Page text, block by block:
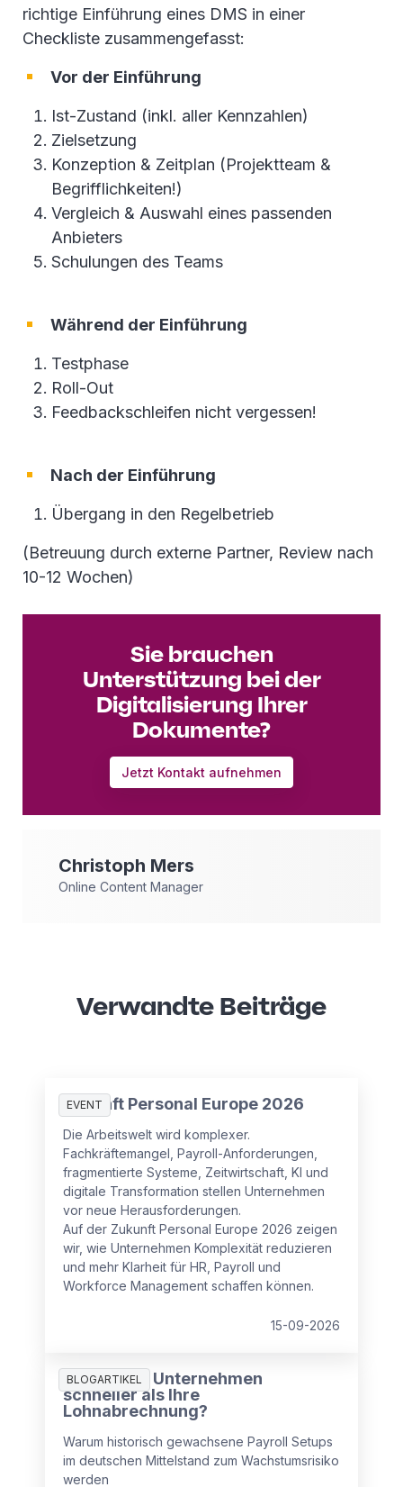
richtige Einführung eines DMS in einer
Checkliste zusammengefasst:
Vor der Einführung
Ist-Zustand (inkl. aller Kennzahlen)
Zielsetzung
Konzeption & Zeitplan (Projektteam &
Begrifflichkeiten!)
Vergleich & Auswahl eines passenden
Anbieters
Schulungen des Teams
Während der Einführung
Testphase
Roll-Out
Feedbackschleifen nicht vergessen!
Nach der Einführung
Übergang in den Regelbetrieb
(Betreuung durch externe Partner, Review nach
10-12 Wochen)
Sie brauchen
Unterstützung bei der
Digitalisierung Ihrer
Dokumente?
Jetzt Kontakt aufnehmen
Christoph Mers
Online Content Manager
Verwandte Beiträge
EVENT
Zukunft Personal Europe 2026
Die Arbeitswelt wird komplexer.
Fachkräftemangel, Payroll-Anforderungen,
fragmentierte Systeme, Zeitwirtschaft, KI und
digitale Transformation stellen Unternehmen
vor neue Herausforderungen.
Auf der Zukunft Personal Europe 2026 zeigen
wir, wie Unternehmen Komplexität reduzieren
und mehr Klarheit für HR, Payroll und
Workforce Management schaffen können.
15-09-2026
BLOGARTIKEL
Wächst Ihr Unternehmen
schneller als Ihre
Lohnabrechnung?
Warum historisch gewachsene Payroll Setups
im deutschen Mittelstand zum Wachstumsrisiko
werden